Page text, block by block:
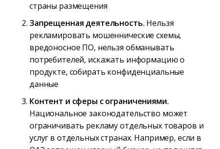
страны размещения
Запрещенная деятельность. Нельзя
рекламировать мошеннические схемы,
вредоносное ПО, нельзя обманывать
потребителей, искажать информацию о
продукте, собирать конфиденциальные
данные
Контент и сферы с ограничениями.
Национальное законодательство может
ограничивать рекламу отдельных товаров и
услуг в отдельных странах. Например, если в